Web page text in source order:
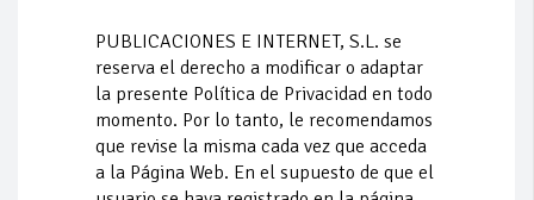
PUBLICACIONES E INTERNET, S.L. se
reserva el derecho a modificar o adaptar
la presente Política de Privacidad en todo
momento. Por lo tanto, le recomendamos
que revise la misma cada vez que acceda
a la Página Web. En el supuesto de que el